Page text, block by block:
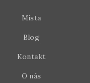
Místa
Blog
Kontakt
O nás